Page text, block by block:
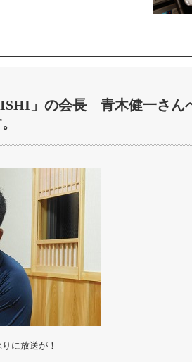
」の会長 青木健一さん
に放送が！